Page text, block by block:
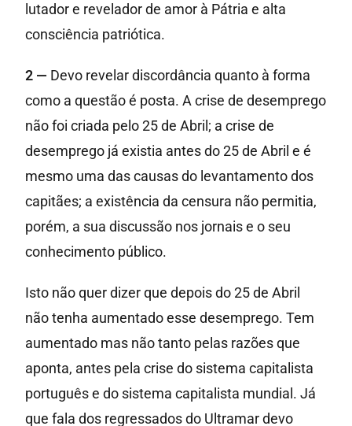
lutador e revelador de amor à Pátria e alta
consciência patriótica.
2 — Devo revelar discordância quanto à forma
como a questão é posta. A crise de desemprego
não foi criada pelo 25 de Abril; a crise de
desemprego já existia antes do 25 de Abril e é
mesmo uma das causas do levantamento dos
capitães; a existência da censura não permitia,
porém, a sua discussão nos jornais e o seu
conhecimento público.
Isto não quer dizer que depois do 25 de Abril
não tenha aumentado esse desemprego. Tem
aumentado mas não tanto pelas razões que
aponta, antes pela crise do sistema capitalista
português e do sistema capitalista mundial. Já
que fala dos regressados do Ultramar devo